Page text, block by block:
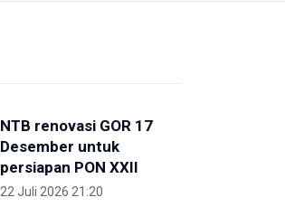
NTB renovasi GOR 17
Desember untuk
persiapan PON XXII
22 Juli 2026 21:20